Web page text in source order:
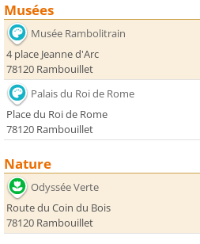
Musées
Musée Rambolitrain
4 place Jeanne d'Arc
78120 Rambouillet
Palais du Roi de Rome
Place du Roi de Rome
78120 Rambouillet
Nature
Odyssée Verte
Route du Coin du Bois
78120 Rambouillet